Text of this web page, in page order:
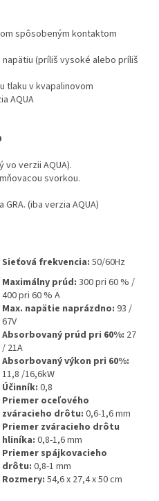
spôsobeným kontaktom
(príliš vysoké alebo príliš
tlaku v kvapalinovom
AQUA
vo verzii AQUA).
svorkou.
(iba verzia AQUA)
Sieťová frekvencia: 50/60Hz
Maximálny prúd: 300 pri 60 % /
400 pri 60 % A
Max. napätie naprázdno: 93 /
67V
Absorbovaný prúd pri 60%: 27
/ 21A
Absorbovaný výkon pri 60%:
11,8 /16,6kW
Účinník: 0,8
Priemer oceľového
zváracieho drôtu: 0,6-1,6 mm
Priemer zváracieho drôtu
hliníka: 0,8-1,6 mm
Priemer spájkovacieho
drôtu: 0,8-1 mm
Rozmery: 54,6 x 27,4 x 50 cm